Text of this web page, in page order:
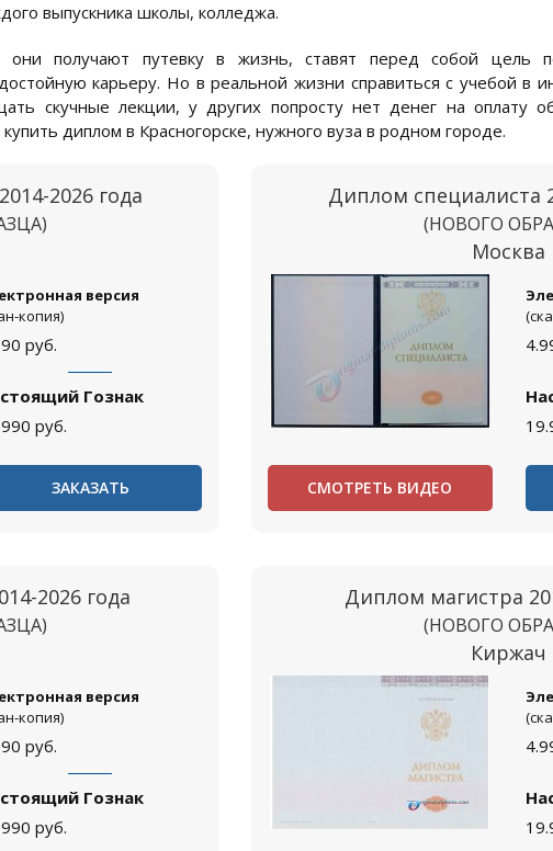
выпускника школы, колледжа.
они получают путевку в жизнь, ставят перед собой цель
карьеру. Но в реальной жизни справиться с учебой в
скучные лекции, у других попросту нет денег на оплату
диплом в Красногорске, нужного вуза в родном городе.
2026 года
версия
копия)
руб.
Гознак
руб.
ЗАКАЗАТЬ
Диплом специалиста
(НОВОГО
Москва
СМОТРЕТЬ ВИДЕО
2026 года
версия
копия)
руб.
Гознак
руб.
Диплом магистра
(НОВОГО
Киржач